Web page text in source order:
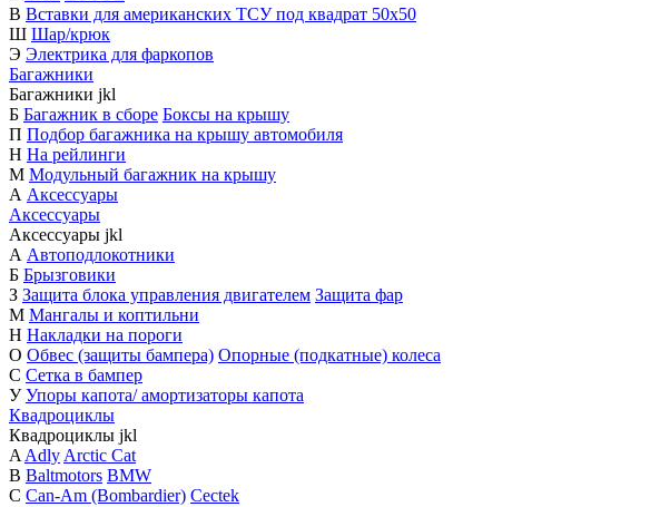
В Вставки для американских ТСУ под квадрат 50х50
Ш Шар/крюк
Э Электрика для фаркопов
Багажники
Багажники jkl
Б Багажник в сборе Боксы на крышу
П Подбор багажника на крышу автомобиля
Н На рейлинги
М Модульный багажник на крышу
А Аксессуары
Аксессуары
Аксессуары jkl
А Автоподлокотники
Б Брызговики
З Защита блока управления двигателем Защита фар
М Мангалы и коптильни
Н Накладки на пороги
О Обвес (защиты бампера) Опорные (подкатные) колеса
С Сетка в бампер
У Упоры капота/ амортизаторы капота
Квадроциклы
Квадроциклы jkl
AAdlyArctic Cat
B Baltmotors BMW
C Can-Am (Bombardier) Cectek